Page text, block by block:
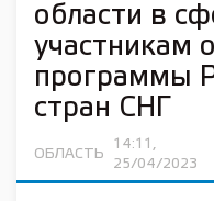
области в
участникам
программы
стран СНГ
ОБЛАСТЬ
14:11,
25/04/2023